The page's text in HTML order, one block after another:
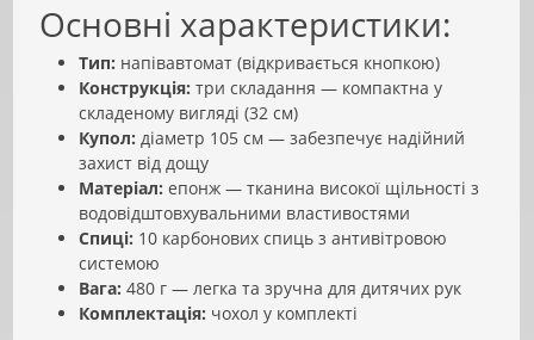
Основні характеристики:
Тип: напівавтомат (відкривається кнопкою)
Конструкція: три складання — компактна у
складеному вигляді (32 см)
Купол: діаметр 105 см — забезпечує надійний
захист від дощу
Матеріал: епонж — тканина високої щільності з
водовідштовхувальними властивостями
Спиці: 10 карбонових спиць з антивітровою
системою
Вага: 480 г — легка та зручна для дитячих рук
Комплектація: чохол у комплекті